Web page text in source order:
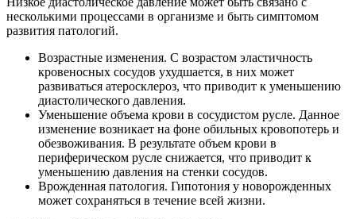
несколькими процессами в организме и быть симптомом
развития патологий.
Возрастные изменения. С возрастом эластичность
кровеносных сосудов ухудшается, в них может
развиваться атеросклероз, что приводит к уменьшению
диастолического давления.
Уменьшение объема крови в сосудистом русле. Данное
изменение возникает на фоне обильных кровопотерь и
обезвоживания. В результате объем крови в
периферическом русле снижается, что приводит к
уменьшению давления на стенки сосудов.
Врожденная патология. Гипотония у новорожденных
может сохраняться в течение всей жизни.